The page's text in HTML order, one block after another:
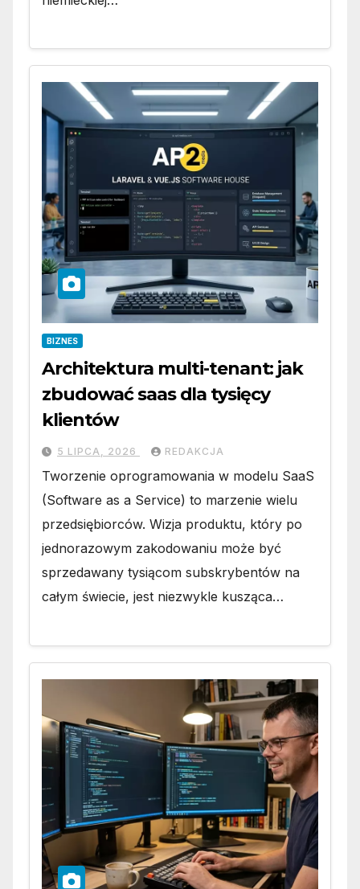
BIZNES
Architektura multi-tenant: jak
zbudować saas dla tysięcy
klientów
5 LIPCA, 2026 REDAKCJA
Tworzenie oprogramowania w modelu SaaS
(Software as a Service) to marzenie wielu
przedsiębiorców. Wizja produktu, który po
jednorazowym zakodowaniu może być
sprzedawany tysiącom subskrybentów na
całym świecie, jest niezwykle kusząca…